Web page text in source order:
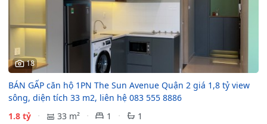
18
BÁN GẤP căn hộ 1PN The Sun Avenue Quận 2 giá 1,8 tỷ view
sông, diện tích 33 m2, liên hệ 083 555 8886
1.8 tỷ
33 m² 1
1